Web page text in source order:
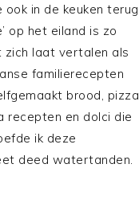
in de keuken terug.
op het eiland is zo
zich laat vertalen als
familierecepten
brood, pizza
recepten en dolci die
ik deze
deed watertanden.